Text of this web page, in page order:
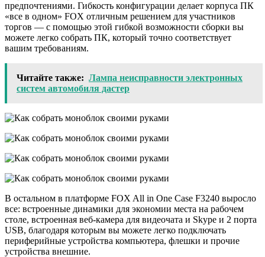
предпочтениями. Гибкость конфигурации делает корпуса ПК
«все в одном» FOX отличным решением для участников
торгов — с помощью этой гибкой возможности сборки вы
можете легко собрать ПК, который точно соответствует
вашим требованиям.
Читайте также: Лампа неисправности электронных
систем автомобиля дастер
В остальном в платформе FOX All in One Case F3240 выросло
все: встроенные динамики для экономии места на рабочем
столе, встроенная веб-камера для видеочата и Skype и 2 порта
USB, благодаря которым вы можете легко подключать
периферийные устройства компьютера, флешки и прочие
устройства внешние.